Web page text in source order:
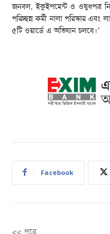
জনবল, ইকুইপমেন্ট ও ওষুধপত্র
পরিচ্ছন্ন কর্মী নালা পরিস্কার এবং
৫টি ওয়ার্ডে এ অভিযান চলবে।’
Facebook
<< পরে